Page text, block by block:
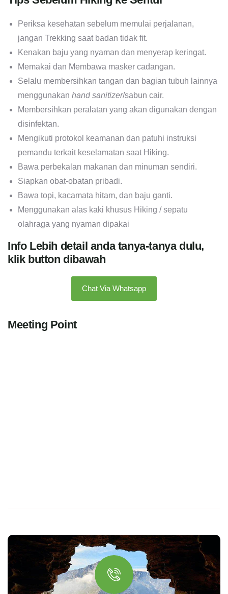
Periksa kesehatan sebelum memulai perjalanan,
jangan Trekking saat badan tidak fit.
Kenakan baju yang nyaman dan menyerap keringat.
Memakai dan Membawa masker cadangan.
Selalu membersihkan tangan dan bagian tubuh lainnya
menggunakan hand sanitizer/sabun cair.
Membersihkan peralatan yang akan digunakan dengan
disinfektan.
Mengikuti protokol keamanan dan patuhi instruksi
pemandu terkait keselamatan saat Hiking.
Bawa perbekalan makanan dan minuman sendiri.
Siapkan obat-obatan pribadi.
Bawa topi, kacamata hitam, dan baju ganti.
Menggunakan alas kaki khusus Hiking / sepatu
olahraga yang nyaman dipakai
Info Lebih detail anda tanya-tanya dulu,
klik button dibawah
Chat Via Whatsapp
Meeting Point